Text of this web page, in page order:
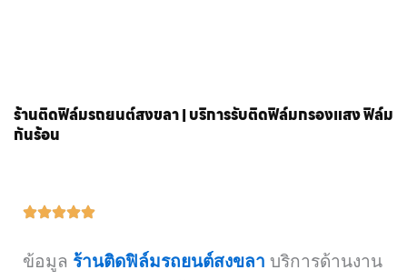
ร้านติดฟิล์มรถยนต์สงขลา | บริการรับติดฟิล์มกรองแสง ฟิล์ม
กันร้อน
ข้อมูล ร้านติดฟิล์มรถยนต์สงขลา บริการด้านงาน